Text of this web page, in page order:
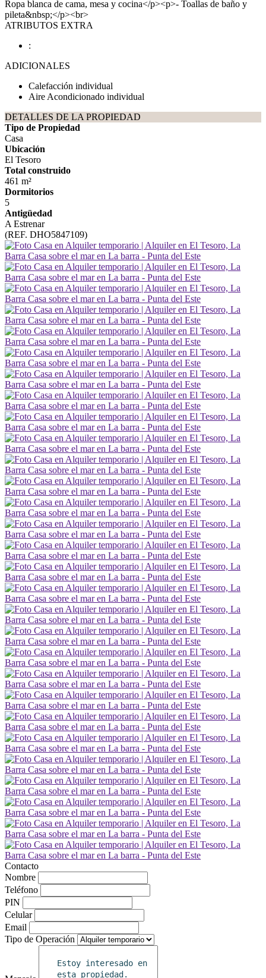
Ropa blanca de cama, mesa y cocina</p><p>- Toallas de baño y
pileta&nbsp;</p><br>
ATRIBUTOS EXTRA
:
ADICIONALES
Calefacción individual
Aire Acondicionado individual
DETALLES DE LA PROPIEDAD
Tipo de Propiedad
Casa
Ubicación
El Tesoro
Total construido
461 m²
Dormitorios
5
Antigüedad
A Estrenar
(REF. DHO5847109)
Contacto
Nombre
Teléfono
PIN
Celular
Email
Tipo de Operación